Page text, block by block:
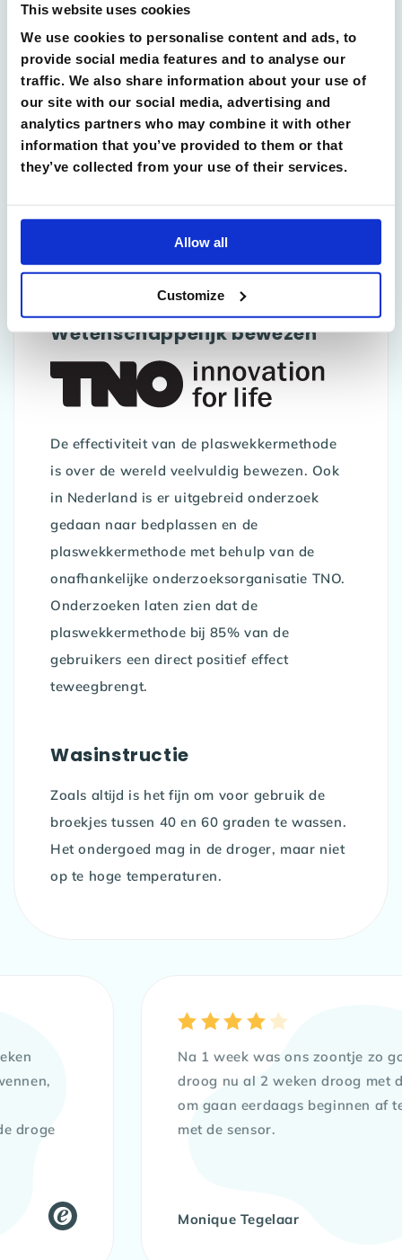
This website uses cookies
We use cookies to personalise content and ads, to
provide social media features and to analyse our
traffic. We also share information about your use of
our site with our social media, advertising and
analytics partners who may combine it with other
information that you’ve provided to them or that
they’ve collected from your use of their services.
Allow all
Customize
katoen. Zo worden vezels niet verzwakt
door chemicaliën en blijft het katoen langer
zacht! Bij de productie van biologisch
katoen wordt het gewas op natuurlijke wijze
beschermd tegen insecten door bijvoorbeeld
wij voor een lagere impact op het milieu en
is iedereen een winnaar!
Innovatie en
Wetenschappelijk bewezen
De effectiviteit van de plaswekkermethode
is over de wereld veelvuldig bewezen. Ook
in Nederland is er uitgebreid onderzoek
gedaan naar bedplassen en de
plaswekkermethode met behulp van de
onafhankelijke onderzoeksorganisatie TNO.
Onderzoeken laten zien dat de
plaswekkermethode bij 85% van de
gebruikers een direct positief effect
teweegbrengt.
Wasinstructie
Zoals altijd is het fijn om voor gebruik de
broekjes tussen 40 en 60 graden te wassen.
Het ondergoed mag in de droger, maar niet
op te hoge temperaturen.
Na 1 week was ons zoontje zo goed
droog nu al 2 weken droog met de
om gaan eerdaags beginnen af te
met de sensor.
Monique Tegelaar